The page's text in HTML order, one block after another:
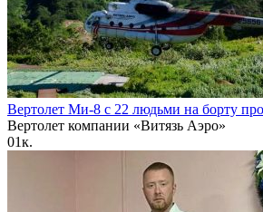
Вертолет Ми-8 с 22 людьми на борту
Вертолет компании «Витязь Аэро»
01к.